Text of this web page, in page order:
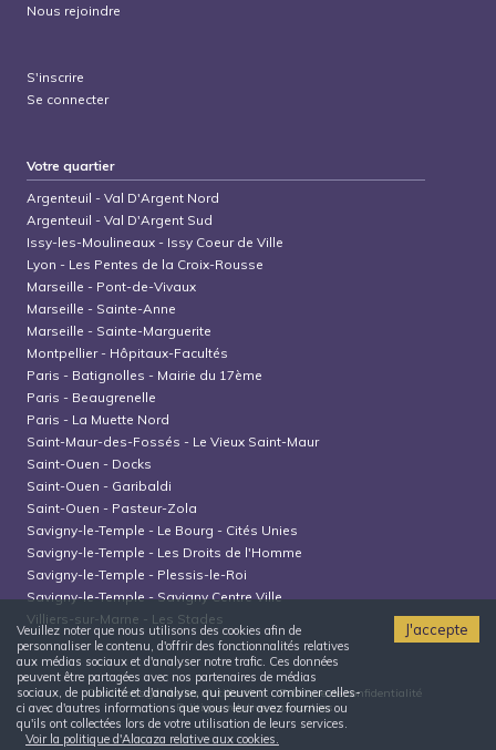
Nous rejoindre
S'inscrire
Se connecter
Votre quartier
Argenteuil -Val D'Argent Nord
Argenteuil -Val D'Argent Sud
Issy-les-Moulineaux - Issy Coeur de Ville
Lyon - Les Pentes de la Croix-Rousse
Marseille - Pont-de-Vivaux
Marseille - Sainte-Anne
Marseille - Sainte-Marguerite
Montpellier- Hôpitaux-Facultés
Paris - Batignolles - Mairie du 17ème
Paris - Beaugrenelle
Paris - La Muette Nord
Saint-Maur-des-Fossés - Le Vieux Saint-Maur
Saint-Ouen - Docks
Saint-Ouen - Garibaldi
Saint-Ouen - Pasteur-Zola
Savigny-le-Temple - Le Bourg - Cités Unies
Savigny-le-Temple - Les Droits de l'Homme
Savigny-le-Temple - Plessis-le-Roi
Savigny-le-Temple-Savigny Centre Ville
Villiers-sur-Marne - Les Stades
Conditions générales d'utilisation
Politique de confidentialité
Politique relative aux cookies
Veuillez noter que nous utilisons des cookies afin de
personnaliser le contenu, d'offrir des fonctionnalités relatives
aux médias sociaux et d'analyser notre trafic. Ces données
peuvent être partagées avec nos partenaires de médias
sociaux, de publicité et d'analyse, qui peuvent combiner celles-
ci avec d'autres informations que vous leur avez fournies ou
qu'ils ont collectées lors de votre utilisation de leurs services.
Voir la politique d'Alacaza relative aux cookies.
J'accepte